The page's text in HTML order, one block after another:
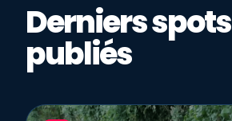
Derniers spots
publiés